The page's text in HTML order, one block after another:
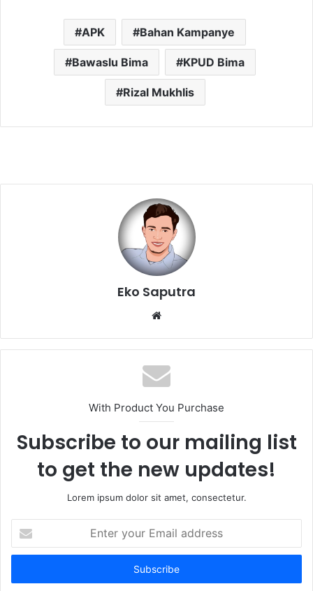
APK Bahan Kampanye
Bawaslu Bima KPUD Bima
Rizal Mukhlis
Eko Saputra
With Product You Purchase
Subscribe to our mailing list
to get the new updates!
Lorem ipsum dolor sit amet, consectetur.
your
Email